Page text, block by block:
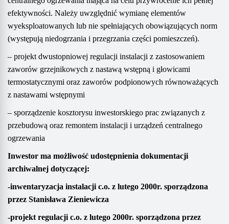
efektywności. Należy uwzględnić wymianę elementów
wyeksploatowanych lub nie spełniających obowiązujących norm
(występują niedogrzania i przegrzania części pomieszczeń).
– projekt dwustopniowej regulacji instalacji z zastosowaniem
zaworów grzejnikowych z nastawą wstępną i głowicami
termostatycznymi oraz zaworów podpionowych równoważących
z nastawami wstępnymi
– sporządzenie kosztorysu inwestorskiego prac związanych z
przebudową oraz remontem instalacji i urządzeń centralnego
ogrzewania
Inwestor ma możliwość udostępnienia dokumentacji
archiwalnej dotyczącej:
-inwentaryzacja instalacji c.o. z lutego 2000r. sporządzona
przez Stanisława Zieniewicza
-projekt regulacji c.o. z lutego 2000r. sporządzona przez